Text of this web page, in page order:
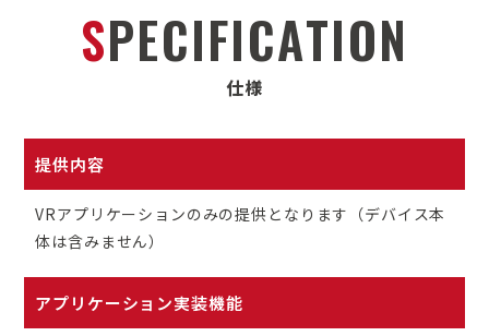
SPECIFICATION
仕様
提供内容
VRアプリケーションのみの提供となります（デバイス本
体は含みません）
アプリケーション実装機能